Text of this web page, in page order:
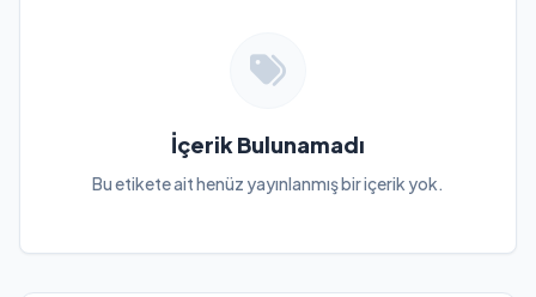
İçerik Bulunamadı
Bu etikete ait henüz yayınlanmış bir içerik yok.